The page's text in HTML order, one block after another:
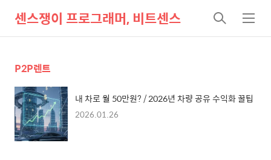
센스쟁이 프로그래머, 비트센스
검
색
메
뉴
P2P렌트
내 차로 월 50만원? / 2026년 차량 공유 수익화 꿀팁
2026.01.26